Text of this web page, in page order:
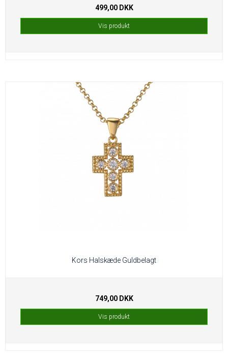
499,00 DKK
Vis produkt
Kors Halskæde Guldbelagt
749,00 DKK
Vis produkt